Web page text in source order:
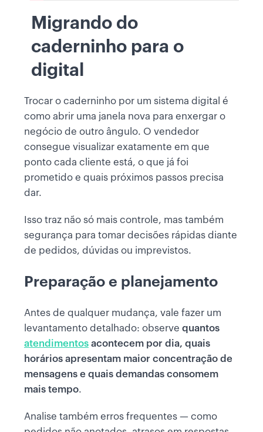
Migrando do
caderninho para o
digital
Trocar o caderninho por um sistema digital é
como abrir uma janela nova para enxergar o
negócio de outro ângulo. O vendedor
consegue visualizar exatamente em que
ponto cada cliente está, o que já foi
prometido e quais próximos passos precisa
dar.
Isso traz não só mais controle, mas também
segurança para tomar decisões rápidas diante
de pedidos, dúvidas ou imprevistos.
Preparação e planejamento
Antes de qualquer mudança, vale fazer um
levantamento detalhado: observe quantos
atendimentos acontecem por dia, quais
horários apresentam maior concentração de
mensagens e quais demandas consomem
mais tempo.
Analise também erros frequentes — como